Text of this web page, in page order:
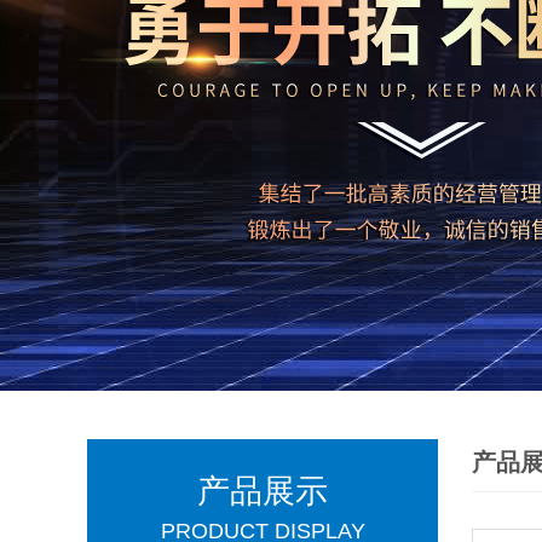
产品展示
PRODUCT DISPLAY
产品